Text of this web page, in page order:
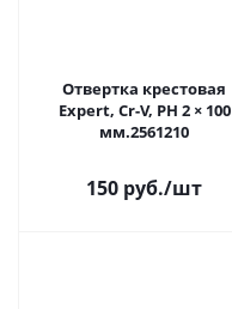
Отвертка крестовая
Expert, Cr-V, PH 2 × 100
мм.2561210
150 руб./шт